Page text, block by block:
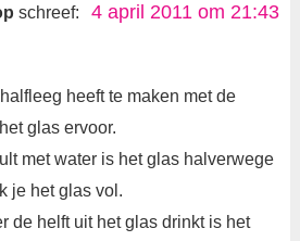
schreef: 4 april 2011 om 21:43
heeft te maken met de
glas ervoor.
met water is het glas halverwege
je het glas vol.
de helft uit het glas drinkt is het